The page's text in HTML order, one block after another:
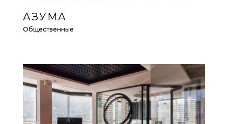
АЗУМА
Общественные